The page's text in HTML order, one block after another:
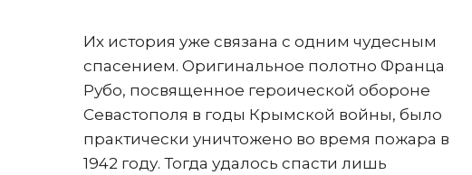
Их история уже связана с одним чудесным
спасением. Оригинальное полотно Франца
Рубо, посвященное героической обороне
Севастополя в годы Крымской войны, было
практически уничтожено во время пожара в
1942 году. Тогда удалось спасти лишь